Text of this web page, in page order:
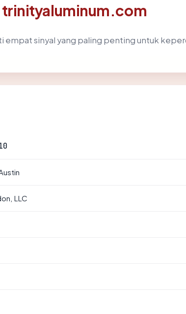
sinyal yang paling penting untuk
LLC